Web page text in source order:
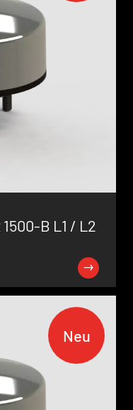
B L1 / L2
Neu